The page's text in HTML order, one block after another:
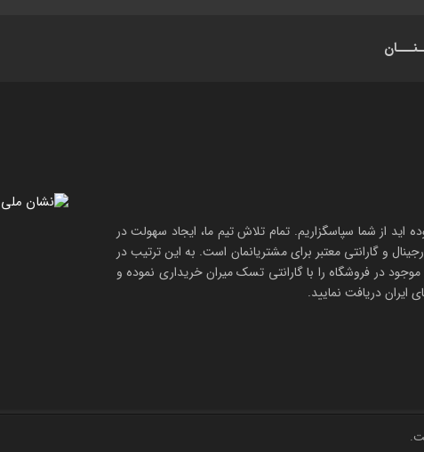
اید از شما سپاسگزاریم. تمام تلاش تیم ما، ایجاد سهولت در
و گارانتی معتبر برای مشتریانمان است. به این ترتیب در
در فروشگاه را باگارانتی تسک میرانخریداری نموده و
دریافت نمایید.